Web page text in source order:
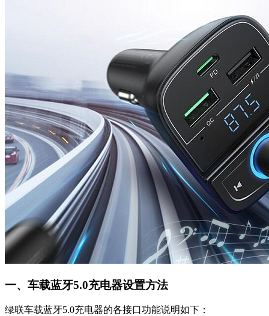
一、车载蓝牙5.0充电器设置方法
绿联车载蓝牙5.0充电器的各接口功能说明如下：